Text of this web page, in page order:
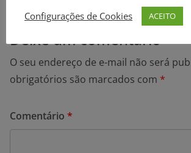
Deixe um comentário
O seu endereço de e-mail não será
obrigatórios são marcados com *
Comentário *
Configurações de Cookies
ACEITO